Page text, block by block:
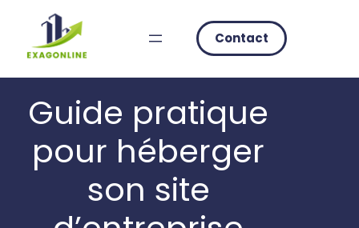
content
Contact
Guide pratique
pour héberger
son site